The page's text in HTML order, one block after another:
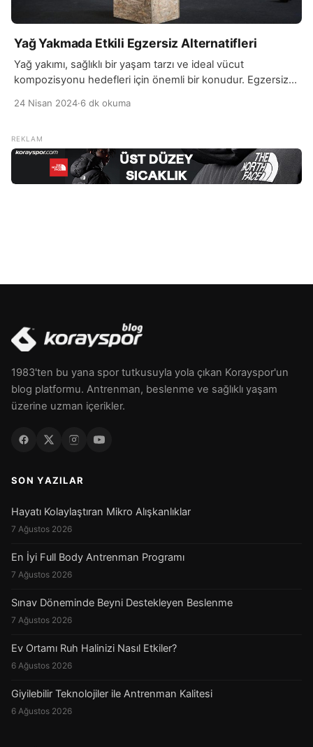
Yağ Yakmada Etkili Egzersiz Alternatifleri
Yağ yakımı, sağlıklı bir yaşam tarzı ve ideal vücut
kompozisyonu hedefleri için önemli bir konudur. Egzersiz,
vücutta daha fazla kalori yakılmasını sağlar ve bu da yağ
özellikle uzun süreli ve orta-yüksek yoğunlukta
yapıldığında, vücudun yağ yakımını artırır. Bu tür
egzersizler, […]
24 Nisan 2024·6 dk okuma
1983'ten bu yana spor tutkusuyla yola çıkan Korayspor'un
blog platformu. Antrenman, beslenme ve sağlıklı yaşam
üzerine uzman içerikler.
SON YAZILAR
Hayatı Kolaylaştıran Mikro Alışkanlıklar
7 Ağustos 2026
En İyi Full Body Antrenman Programı
7 Ağustos 2026
Sınav Döneminde Beyni Destekleyen Beslenme
7 Ağustos 2026
Ev Ortamı Ruh Halinizi Nasıl Etkiler?
6 Ağustos 2026
Giyilebilir Teknolojiler ile Antrenman Kalitesi
6 Ağustos 2026